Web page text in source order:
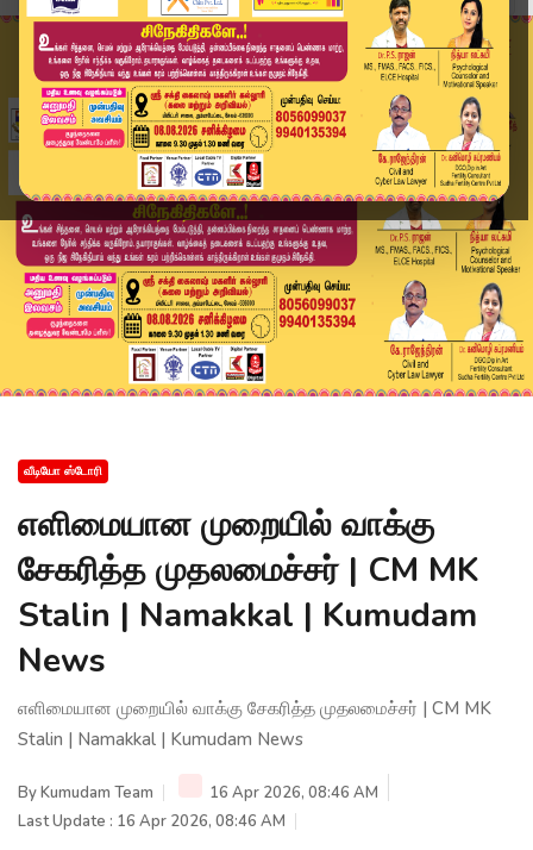
வீடியோ ஸ்டோரி
எளிமையான முறையில் வாக்கு
சேகரித்த முதலமைச்சர் | CM MK
Stalin | Namakkal | Kumudam
News
எளிமையான முறையில் வாக்கு சேகரித்த முதலமைச்சர் | CM MK
Stalin | Namakkal | Kumudam News
ByKumudam Team
16 Apr 2026, 08:46 AM
Last Update : 16 Apr 2026, 08:46 AM